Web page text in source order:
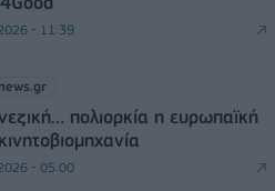
- 11:39
πολιορκία η ευρωπαϊκή
- 05:00